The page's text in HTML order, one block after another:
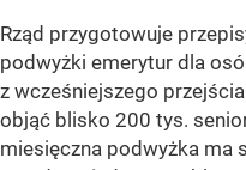
Rząd przygotowuje
podwyżki emerytur dla
z wcześniejszego
objąć blisko 200 tys.
miesięczna podwyżka ma